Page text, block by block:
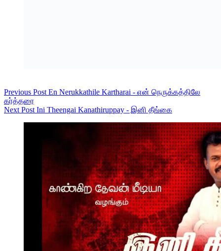
Previous Post En Nerukkathile Kartharai - என் நெருக்கத்திலே
கர்த்தரை
Next Post Ini Theengai Kanathiruppay - இனி தீங்கை